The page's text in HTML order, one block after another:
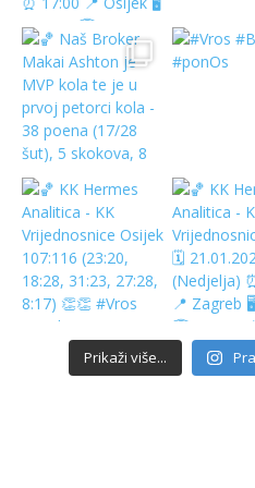
Prikaži više...